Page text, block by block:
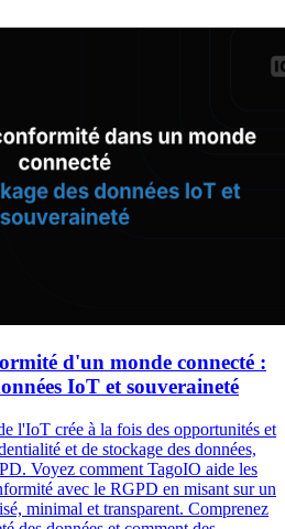
d'un monde connecté :
IoT et souveraineté
l'IoT crée à la fois des opportunités et
et de stockage des données,
Voyez comment TagoIO aide les
avec le RGPD en misant sur un
minimal et transparent. Comprenez